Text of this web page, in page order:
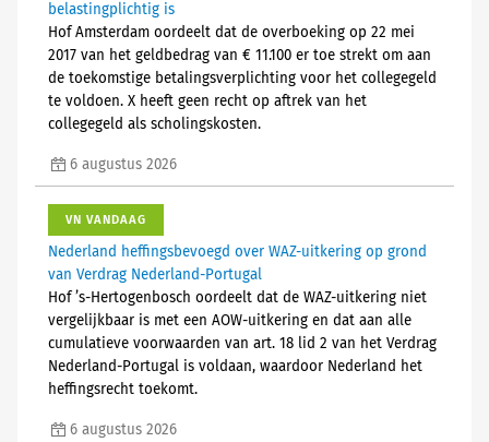
belastingplichtig is
Hof Amsterdam oordeelt dat de overboeking op 22 mei
2017 van het geldbedrag van € 11.100 er toe strekt om aan
de toekomstige betalingsverplichting voor het collegegeld
te voldoen. X heeft geen recht op aftrek van het
collegegeld als scholingskosten.
6 augustus 2026
VN VANDAAG
Nederland heffingsbevoegd over WAZ-uitkering op grond
van Verdrag Nederland-Portugal
Hof ’s-Hertogenbosch oordeelt dat de WAZ-uitkering niet
vergelijkbaar is met een AOW-uitkering en dat aan alle
cumulatieve voorwaarden van art. 18 lid 2 van het Verdrag
Nederland-Portugal is voldaan, waardoor Nederland het
heffingsrecht toekomt.
6 augustus 2026